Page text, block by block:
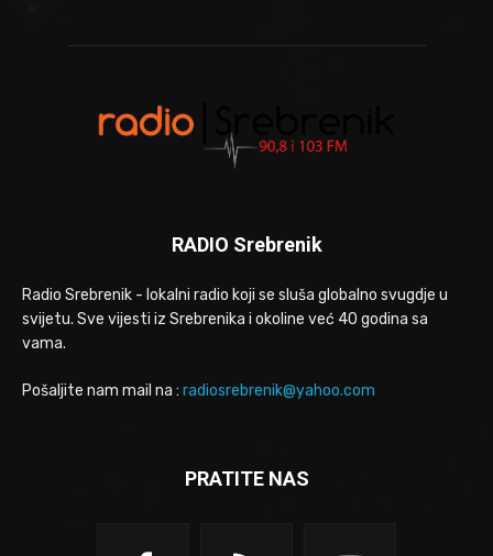
RADIO Srebrenik
Radio Srebrenik - lokalni radio koji se sluša globalno svugdje u
svijetu. Sve vijesti iz Srebrenika i okoline već 40 godina sa
vama.
Pošaljite nam mail na : radiosrebrenik@yahoo.com
PRATITE NAS